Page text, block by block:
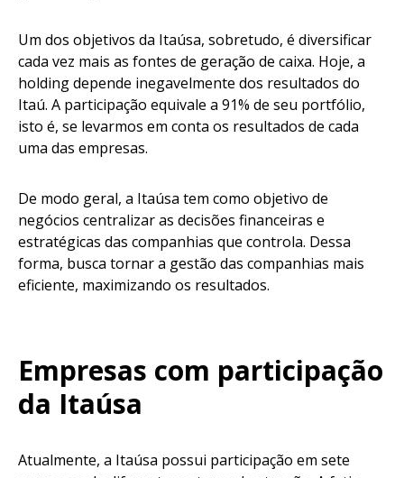
Um dos objetivos da Itaúsa, sobretudo, é diversificar
cada vez mais as fontes de geração de caixa. Hoje, a
holding depende inegavelmente dos resultados do
Itaú. A participação equivale a 91% de seu portfólio,
isto é, se levarmos em conta os resultados de cada
uma das empresas.
De modo geral, a Itaúsa tem como objetivo de
negócios centralizar as decisões financeiras e
estratégicas das companhias que controla. Dessa
forma, busca tornar a gestão das companhias mais
eficiente, maximizando os resultados.
Empresas com participação
da Itaúsa
Atualmente, a Itaúsa possui participação em sete